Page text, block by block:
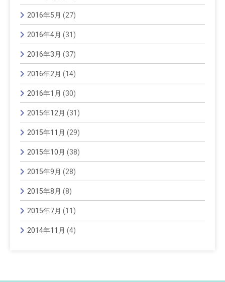
2016年5月 (27)
2016年4月 (31)
2016年3月 (37)
2016年2月 (14)
2016年1月 (30)
2015年12月 (31)
2015年11月 (29)
2015年10月 (38)
2015年9月 (28)
2015年8月 (8)
2015年7月 (11)
2014年11月 (4)